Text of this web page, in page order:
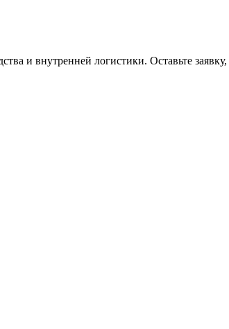
и внутренней логистики. Оставьте